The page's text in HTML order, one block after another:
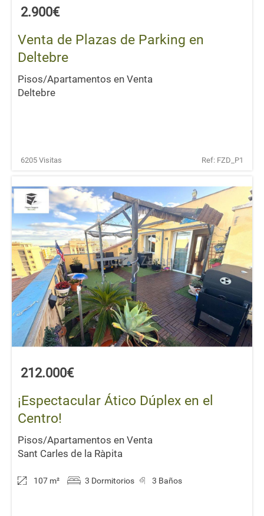
2.900€
Venta de Plazas de Parking en
Deltebre
Pisos/Apartamentos en Venta
Deltebre
6205 Visitas Ref: FZD_P1
212.000€
¡Espectacular Ático Dúplex en el
Centro!
Pisos/Apartamentos en Venta
Sant Carles de la Ràpita
107 m² 3 Dormitorios 3 Baños